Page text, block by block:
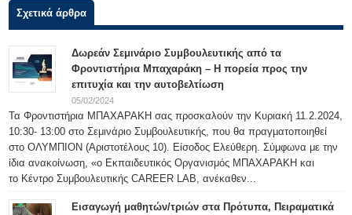
Σχετικά άρθρα
Δωρεάν Σεμινάριο Συμβουλευτικής από τα
Φροντιστήρια Μπαχαράκη – Η πορεία προς την
επιτυχία και την αυτοβελτίωση
05/02/2024
Τα Φροντιστήρια ΜΠΑΧΑΡΑΚΗ σας προσκαλούν την Κυριακή 11.2.2024,
10:30- 13:00 στο Σεμινάριο Συμβουλευτικής, που θα πραγματοποιηθεί
στο ΟΛΥΜΠΙΟΝ (Αριστοτέλους 10). Είσοδος Ελεύθερη. Σύμφωνα με την
ίδια ανακοίνωση, «ο Εκπαιδευτικός Οργανισμός ΜΠΑΧΑΡΑΚΗ και
το Κέντρο Συμβουλευτικής CAREER LAB, ανέκαθεν...
Εισαγωγή μαθητών/τριών στα Πρότυπα, Πειραματικά